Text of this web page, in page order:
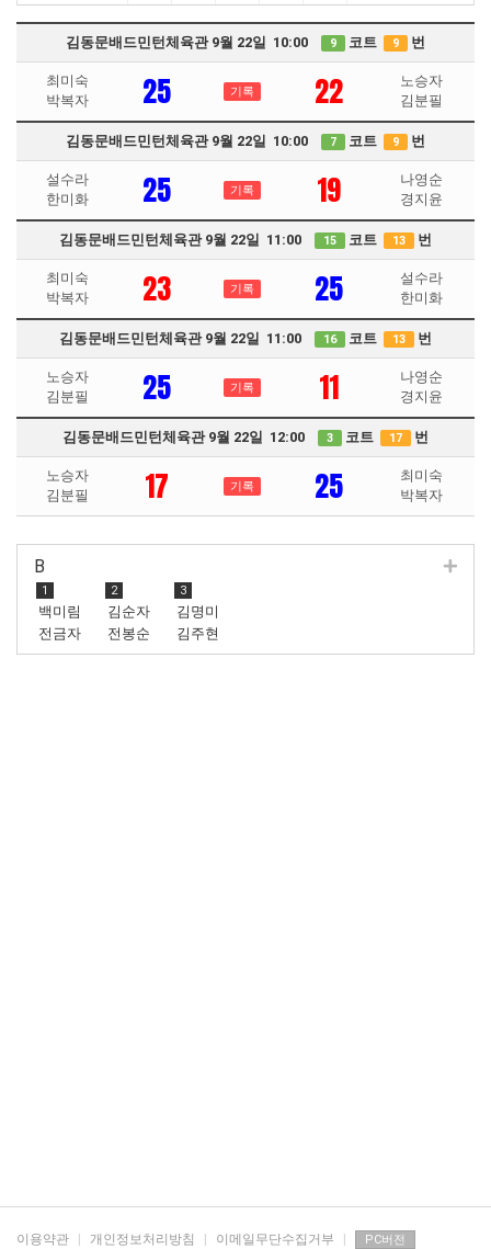
김동문배드민턴체육관 9월 22일 10:00 9 코트 9 번
최미숙
박복자
25 기록 22
노승자
김분필
김동문배드민턴체육관 9월 22일 10:00 7 코트 9 번
설수라
한미화
25 기록 19
나영순
경지윤
김동문배드민턴체육관 9월 22일 11:00 15 코트 13 번
최미숙
박복자
23 기록 25
설수라
한미화
김동문배드민턴체육관 9월 22일 11:00 16 코트 13 번
노승자
김분필
25 기록 11
나영순
경지윤
김동문배드민턴체육관 9월 22일 12:00 3 코트 17 번
노승자
김분필
17 기록 25
최미숙
박복자
B
1
백미림
전금자
2
김순자
전봉순
3
김명미
김주현
이용약관 개인정보처리방침 이메일무단수집거부 PC버전